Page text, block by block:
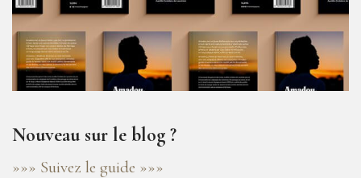
Nouveau sur le blog ?
»»» Suivez le guide »»»